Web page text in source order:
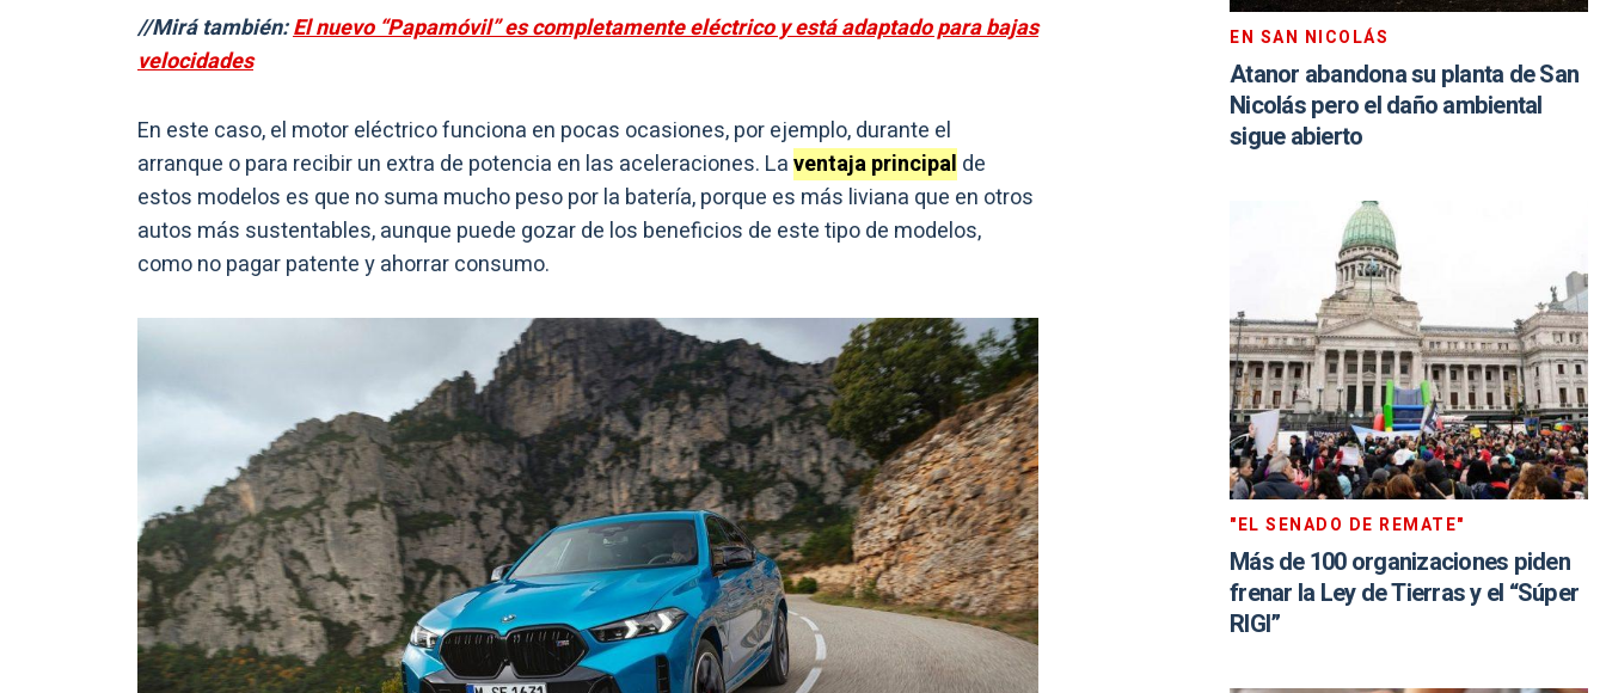
//Mirá también:El nuevo “Papamóvil” es completamente eléctrico y está adaptado para bajas
velocidades
En este caso, el motor eléctrico funciona en pocas ocasiones, por ejemplo, durante el
arranque o para recibir un extra de potencia en las aceleraciones. Laventaja principal de
estos modelos es que no suma mucho peso por la batería, porque es más liviana que en otros
autos más sustentables, aunque puede gozar de los beneficios de este tipo de modelos,
como no pagar patente y ahorrar consumo.
EN SAN NICOLÁS
Atanor abandona su planta de San
Nicolás pero el daño ambiental
sigue abierto
"EL SENADO DE REMATE"
Más de 100 organizaciones piden
frenar la Ley de Tierras y el “Súper
RIGI”